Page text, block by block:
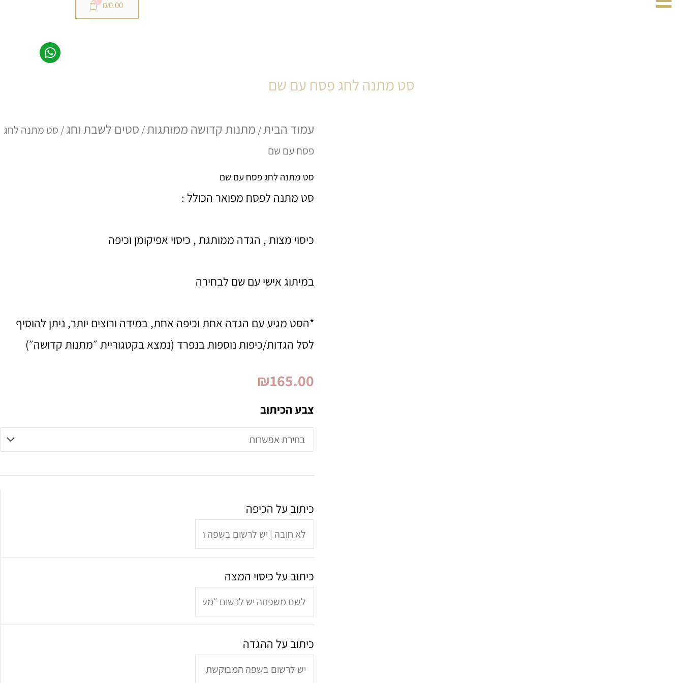
₪0.00
סט מתנה לחג פסח עם שם
עמוד הבית/ מתנות קדושה ממותגות/ סטים לשבת וחג/ סט מתנה לחג
פסח עם שם
סט מתנה לחג פסח עם שם
סט מתנה לפסח מפואר הכולל :
כיסוי מצות , הגדה ממותגת , כיסוי אפיקומן וכיפה
במיתוג אישי עם שם לבחירה
*הסט מגיע עם הגדה אחת וכיפה אחת, במידה ורוצים יותר, ניתן להוסיף
לסל הגדות/כיפות נוספות בנפרד (נמצא בקטגוריית ״מתנות קדושה״)
₪165.00
צבע הכיתוב
כיתוב על הכיפה
כיתוב על כיסוי המצה
כיתוב על ההגדה